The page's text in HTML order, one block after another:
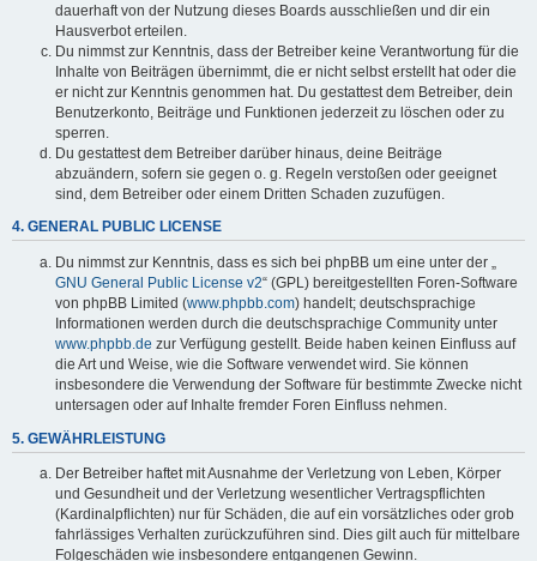
dauerhaft von der Nutzung dieses Boards ausschließen und dir ein
Hausverbot erteilen.
Du nimmst zur Kenntnis, dass der Betreiber keine Verantwortung für die
Inhalte von Beiträgen übernimmt, die er nicht selbst erstellt hat oder die
er nicht zur Kenntnis genommen hat. Du gestattest dem Betreiber, dein
Benutzerkonto, Beiträge und Funktionen jederzeit zu löschen oder zu
sperren.
Du gestattest dem Betreiber darüber hinaus, deine Beiträge
abzuändern, sofern sie gegen o. g. Regeln verstoßen oder geeignet
sind, dem Betreiber oder einem Dritten Schaden zuzufügen.
4. GENERAL PUBLIC LICENSE
Du nimmst zur Kenntnis, dass es sich bei phpBB um eine unter der „
GNU General Public License v2“ (GPL) bereitgestellten Foren-Software
von phpBB Limited (www.phpbb.com) handelt; deutschsprachige
Informationen werden durch die deutschsprachige Community unter
www.phpbb.de zur Verfügung gestellt. Beide haben keinen Einfluss auf
die Art und Weise, wie die Software verwendet wird. Sie können
insbesondere die Verwendung der Software für bestimmte Zwecke nicht
untersagen oder auf Inhalte fremder Foren Einfluss nehmen.
5. GEWÄHRLEISTUNG
Der Betreiber haftet mit Ausnahme der Verletzung von Leben, Körper
und Gesundheit und der Verletzung wesentlicher Vertragspflichten
(Kardinalpflichten) nur für Schäden, die auf ein vorsätzliches oder grob
fahrlässiges Verhalten zurückzuführen sind. Dies gilt auch für mittelbare
Folgeschäden wie insbesondere entgangenen Gewinn.